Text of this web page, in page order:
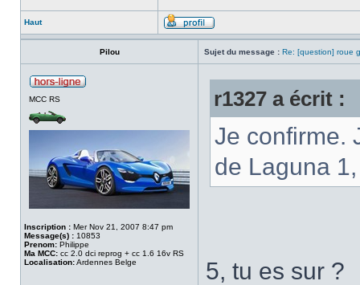
Haut
Pilou Sujet du message : Re: [question] roue
MCC RS
Inscription : Mer Nov 21, 2007 8:47 pm
Message(s) : 10853
Prenom: Philippe
Ma MCC: cc 2.0 dci reprog + cc 1.6 16v RS
Localisation:Ardennes Belge
r1327 a écrit :
Je confirme.
de Laguna 1,
5, tu es sur ?